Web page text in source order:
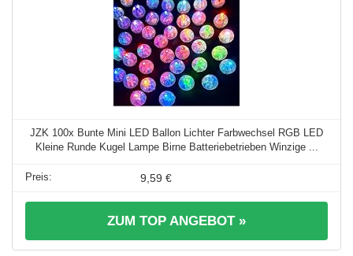
JZK 100x Bunte Mini LED Ballon Lichter Farbwechsel RGB LED
Kleine Runde Kugel Lampe Birne Batteriebetrieben Winzige ...
9,59 €
ZUM TOP ANGEBOT »